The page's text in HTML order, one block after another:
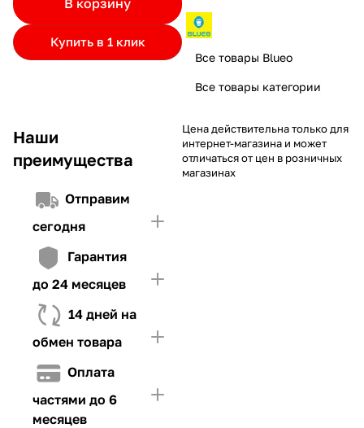
Купить в 1 клик
Наши
преимущества
Отправим
сегодня
Гарантия
до 24 месяцев
14 дней на
обмен товара
Оплата
частями до 6
месяцев
и Первого взноса (в случае необходимости)
Если лимит ниже стоимости товара, недостающую
сумму нужно внести Первым взносом
4. Иметь достаточно средств для внесения первой части платежа
Все товары Blueo
Все товары категории
Цена действительна только для
интернет-магазина и может
отличаться от цен в розничных
магазинах